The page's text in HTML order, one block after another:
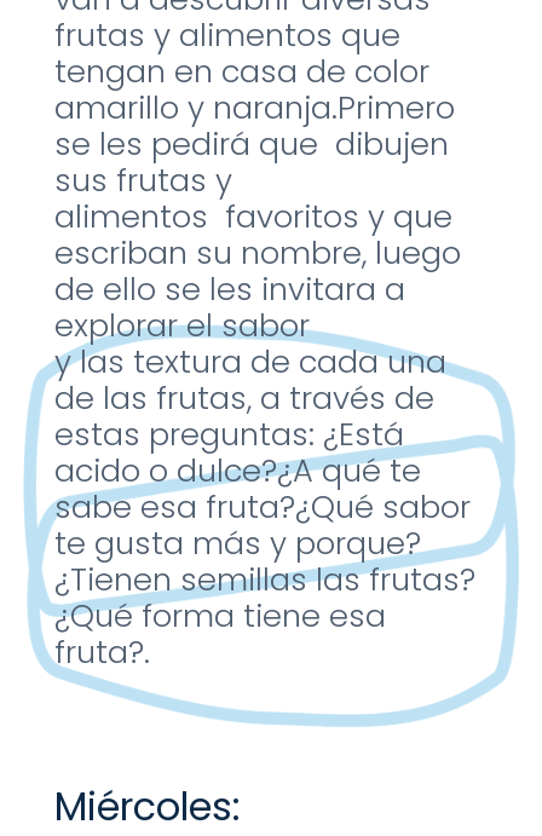
frutas y alimentos que
tengan en casa de color
amarillo y naranja.Primero
se les pedirá que dibujen
sus frutas y
alimentos favoritos y que
escriban su nombre, luego
de ello se les invitara a
explorar el sabor
y las textura de cada una
de las frutas, a través de
estas preguntas: ¿Está
acido o dulce?¿A qué te
sabe esa fruta?¿Qué sabor
te gusta más y porque?
¿Tienen semillas las frutas?
¿Qué forma tiene esa
fruta?.
Miércoles: